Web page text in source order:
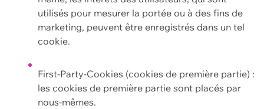
utilisés pour mesurer la portée ou à des fins de
marketing, peuvent être enregistrés dans un tel
cookie.
First-Party-Cookies (cookies de première partie) :
les cookies de première partie sont placés par
nous-mêmes.